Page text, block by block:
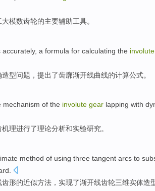
大模数齿轮的主要辅助工具。
accurately, a formula for calculating the involute
造型问题， 提出了齿廓渐开线曲线的计算公式。
mechanism of the involute gear lapping with
机理进行了理论分析和实验研究。
method of using three tangent arcs to
齿形的近似方法 ，实现了渐开线齿轮三维实体造